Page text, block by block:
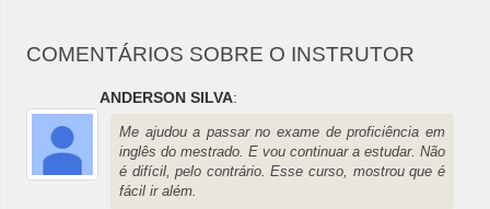
COMENTÁRIOS SOBRE O INSTRUTOR
ANDERSON SILVA:
Me ajudou a passar no exame de proficiência em
inglês do mestrado. E vou continuar a estudar. Não
é difícil, pelo contrário. Esse curso, mostrou que é
fácil ir além.